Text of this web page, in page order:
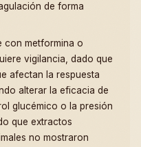
de forma
con metformina o
vigilancia, dado que
afectan la respuesta
alterar la eficacia de
glucémico o la presión
que extractos
no mostraron